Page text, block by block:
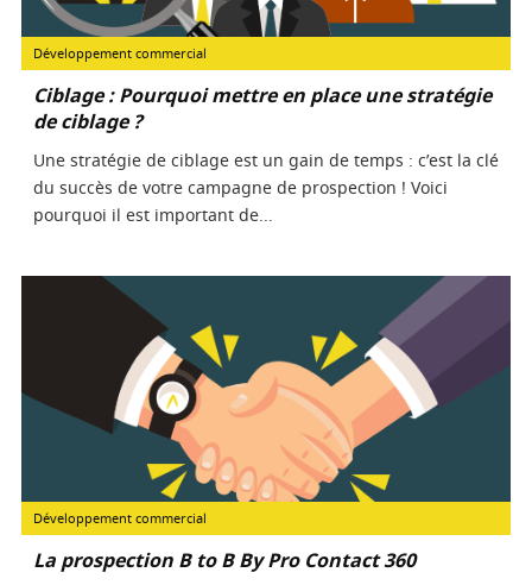
Développement commercial
Ciblage : Pourquoi mettre en place une stratégie
de ciblage ?
Une stratégie de ciblage est un gain de temps : c’est la clé
du succès de votre campagne de prospection ! Voici
pourquoi il est important de...
Développement commercial
La prospection B to B By Pro Contact 360